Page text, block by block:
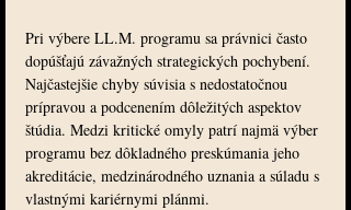
Pri výbere LL.M. programu sa právnici často
dopúšťajú závažných strategických pochybení.
Najčastejšie chyby súvisia s nedostatočnou
prípravou a podcenením dôležitých aspektov
štúdia. Medzi kritické omyly patrí najmä výber
programu bez dôkladného preskúmania jeho
akreditácie, medzinárodného uznania a súladu s
vlastnými kariérnymi plánmi.